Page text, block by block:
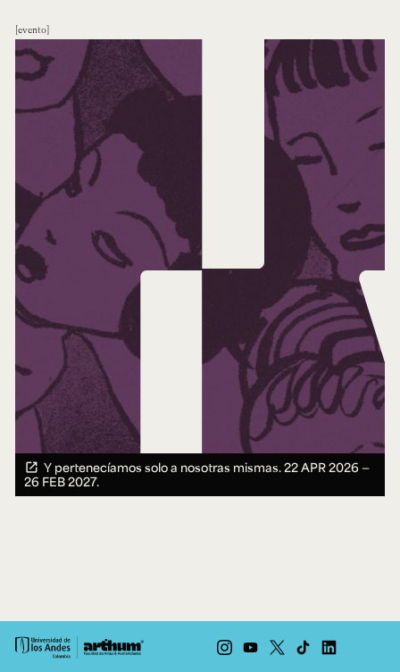
evento
Y pertenecíamos solo a nosotras mismas.22 APR 2026 ―
26 FEB 2027.